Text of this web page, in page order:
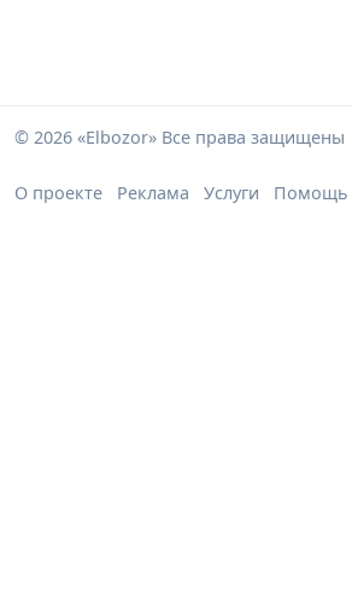
© 2026 «Elbozor» Все права защищены
О проекте Реклама Услуги Помощь